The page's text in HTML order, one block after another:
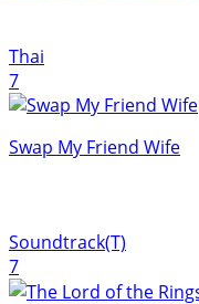
Thai
7
Swap My Friend Wife
Soundtrack(T)
7